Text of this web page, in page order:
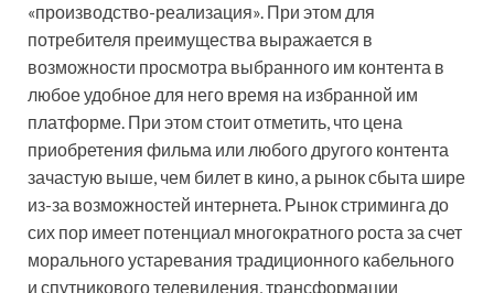
«производство-реализация». При этом для
потребителя преимущества выражается в
возможности просмотра выбранного им контента в
любое удобное для него время на избранной им
платформе. При этом стоит отметить, что цена
приобретения фильма или любого другого контента
зачастую выше, чем билет в кино, а рынок сбыта шире
из-за возможностей интернета. Рынок стриминга до
сих пор имеет потенциал многократного роста за счет
морального устаревания традиционного кабельного
и спутникового телевидения, трансформации